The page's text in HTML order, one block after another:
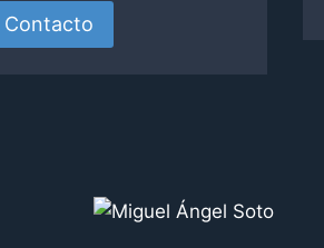
Contacto